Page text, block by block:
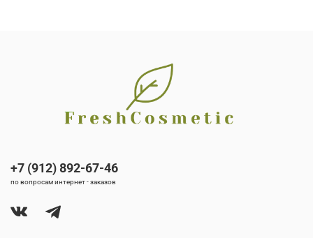
+7 (912) 892-67-46
по вопросам интернет - заказов